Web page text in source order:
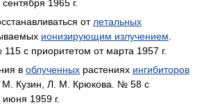
1965 г.
от летальных
ионизирующим излучением
с приоритетом от марта 1957 г.
в облученных растениях ингибиторов
М. Кузин, Л. М. Крюкова. № 58 с
1959 г.